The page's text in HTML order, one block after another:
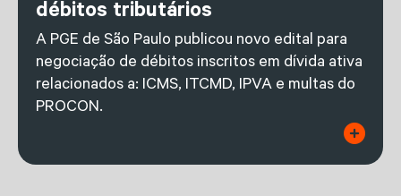
débitos tributários
A PGE de São Paulo publicou novo edital para
negociação de débitos inscritos em dívida ativa
relacionados a: ICMS, ITCMD, IPVA e multas do
PROCON.